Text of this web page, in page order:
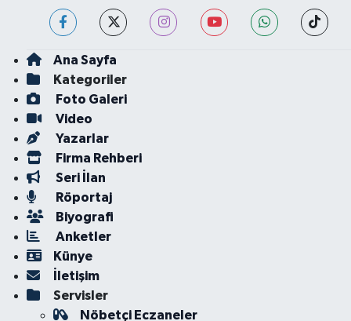
Ana Sayfa
Kategoriler
Foto Galeri
Video
Yazarlar
Firma Rehberi
Seri İlan
Röportaj
Biyografi
Anketler
Künye
İletişim
Servisler
Nöbetçi Eczaneler